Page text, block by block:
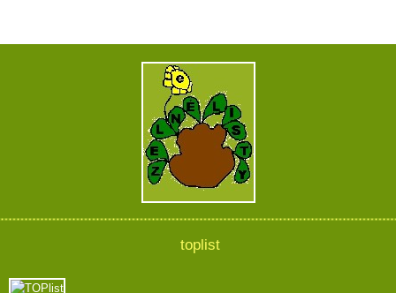
toplist